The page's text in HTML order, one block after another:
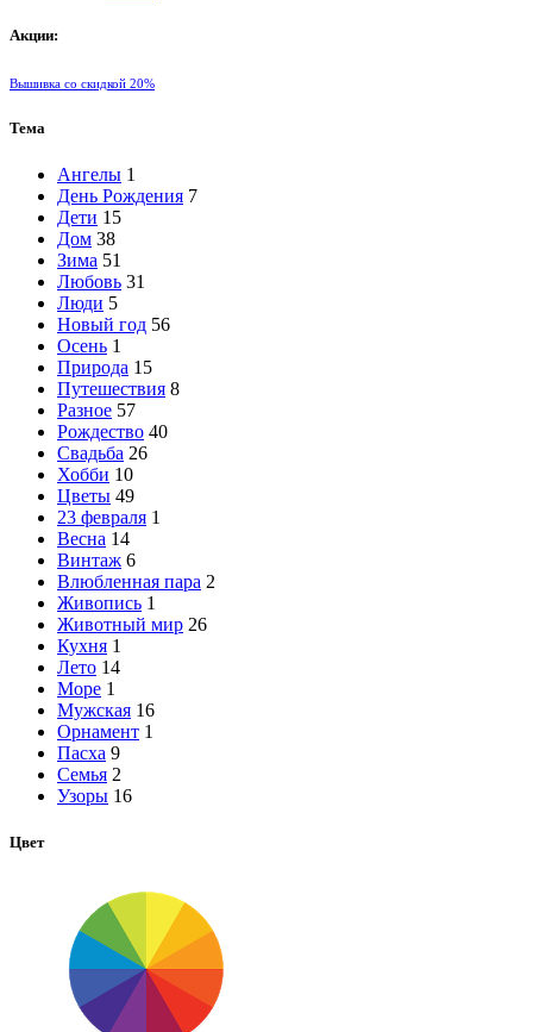
Акции:
Вышивка со скидкой 20%
Тема
Ангелы 1
День Рождения 7
Дети 15
Дом 38
Зима 51
Любовь 31
Люди 5
Новый год 56
Осень 1
Природа 15
Путешествия 8
Разное 57
Рождество 40
Свадьба 26
Хобби 10
Цветы 49
23 февраля 1
Весна 14
Винтаж 6
Влюбленная пара 2
Живопись 1
Животный мир 26
Кухня 1
Лето 14
Море 1
Мужская 16
Орнамент 1
Пасха 9
Семья 2
Узоры 16
Цвет